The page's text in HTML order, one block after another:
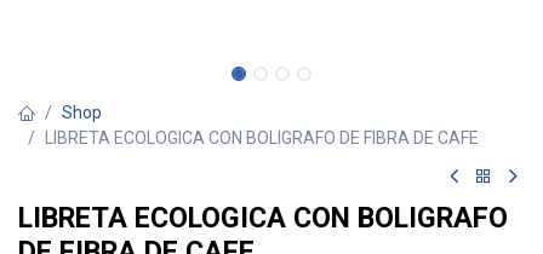
Shop
LIBRETA ECOLOGICA CON BOLIGRAFO DE FIBRA DE CAFE
LIBRETA ECOLOGICA CON BOLIGRAFO